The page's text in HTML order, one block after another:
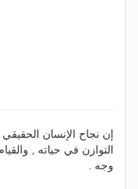
إن نجاح الإنسان
التوازن في حياته ,
وجه .